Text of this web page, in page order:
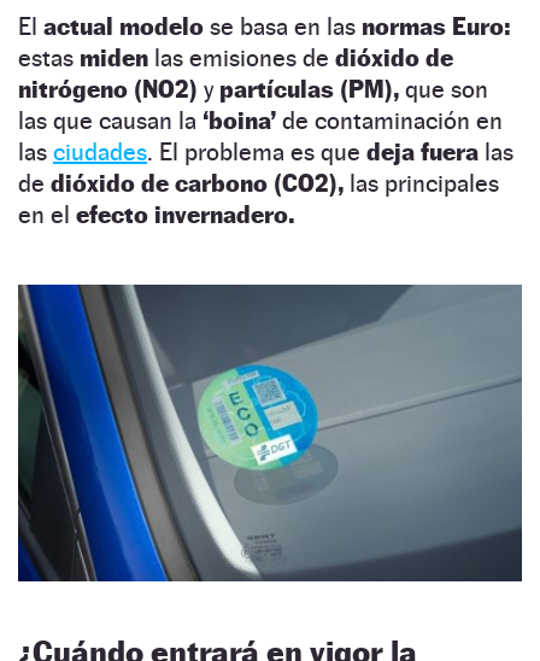
El actual modelo se basa en las normas Euro:
estas miden las emisiones de dióxido de
nitrógeno (NO2) y partículas (PM), que son
las que causan la ‘boina’ de contaminación en
las ciudades. El problema es que deja fuera las
de dióxido de carbono (CO2), las principales
en el efecto invernadero.
¿Cuándo entrará en vigor la